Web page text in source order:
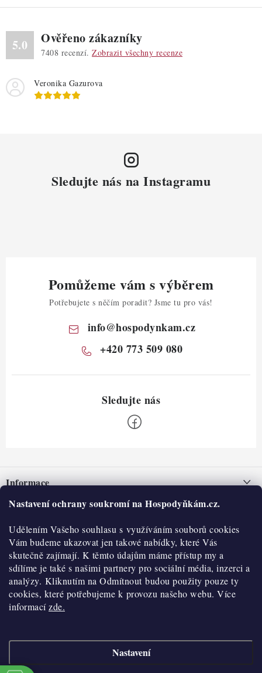
Nastavení ochrany soukromí na Hospodyňkám.cz.
Udělením Vašeho souhlasu s využíváním souborů cookies
Vám budeme ukazovat jen takové nabídky, které Vás
skutečně zajímají. K těmto údajům máme přístup my a
sdílíme je také s našimi partnery pro sociální média, inzerci a
analýzy. Kliknutím na Odmítnout budou použity pouze ty
cookies, které potřebujeme k provozu našeho webu. Více
informacízde.
Nastavení
5.0 Ověřeno zákazníky
7408 recenzí. Zobrazit všechny recenze
Veronika Gazurova
Sledujte nás na Instagramu
Pomůžeme vám s výběrem
Potřebujete s něčím poradit? Jsme tu pro vás!
info@hospodynkam.cz
+420 773 509 080
pInformace
Nepřevzetí zásilky na dobírku
Obchodní podmínky
Hodnocení obchodu
Blog
Moje objednávka
O nás
Historie
Kontakty
O nákupu
Reklamace a vratky
Výdejní místa
Copyright 2026